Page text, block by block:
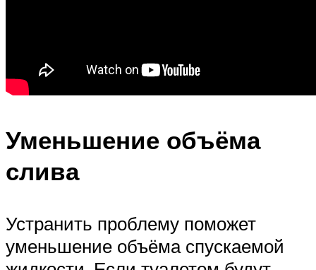
Уменьшение объёма
слива
Устранить проблему поможет
уменьшение объёма спускаемой